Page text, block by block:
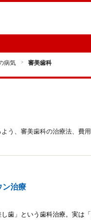
病気 審美歯科
う、審美歯科の治療法、費
ン治療
歯」という歯科治療。実は